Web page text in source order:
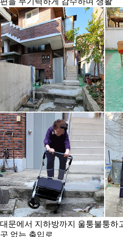
대문에서 지하방까지 울퉁불퉁하
곳 없는 출입로